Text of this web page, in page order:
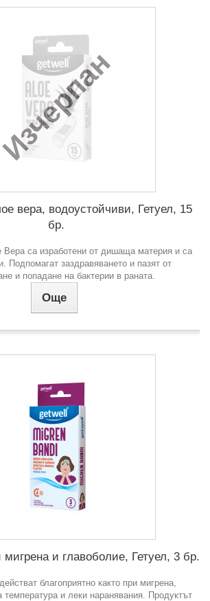
Изчерпан
вера, водоустойчиви, Гетуел, 15
бр.
Вера са изработени от дишаща материя и са
Подпомагат заздравяването и пазят от
и попадане на бактерии в раната.
Още
мигрена и главоболие, Гетуел, 3 бр.
благоприятно както при мигрена,
температура и леки наранявания. Продуктът